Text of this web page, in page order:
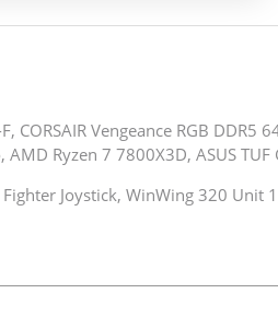
F, CORSAIR Vengeance RGB
Ryzen 7 7800X3D, ASUS
Joystick, WinWing 320 Unit